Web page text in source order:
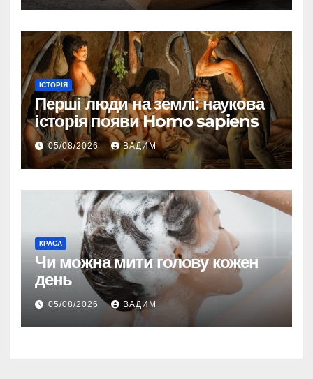
ІСТОРІЯ
Перші люди на землі: наукова
історія появи Homo sapiens
05/08/2026 ВАДИМ
КРАСА
Чи можна мити голову кожен
день
05/08/2026 ВАДИМ